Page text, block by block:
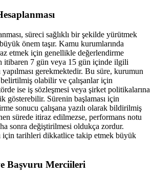
süreci sağlıklı bir şekilde yürütmek
önem taşır. Kamu kurumlarında
etmek için genellikle değerlendirme
itibaren 7 gün veya 15 gün içinde ilgili
yapılması gerekmektedir. Bu süre, kurumun
olabilir ve çalışanlar için
ise iş sözleşmesi veya şirket politikalarına
gösterebilir. Sürenin başlaması için
sonucu çalışana yazılı olarak bildirilmiş
sürede itiraz edilmezse, performans notu
sonra değiştirilmesi oldukça zordur.
için tarihleri dikkatlice takip etmek büyük
Başvuru Merciileri